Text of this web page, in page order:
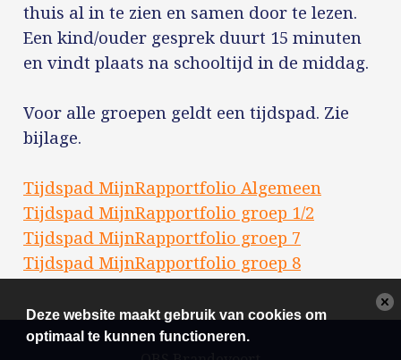
thuis al in te zien en samen door te lezen.
Een kind/ouder gesprek duurt 15 minuten
en vindt plaats na schooltijd in de middag.
Voor alle groepen geldt een tijdspad. Zie
bijlage.
Tijdspad MijnRapportfolio Algemeen
Tijdspad MijnRapportfolio groep 1/2
Tijdspad MijnRapportfolio groep 7
Tijdspad MijnRapportfolio groep 8
Deze website maakt gebruik van cookies om
optimaal te kunnen functioneren.